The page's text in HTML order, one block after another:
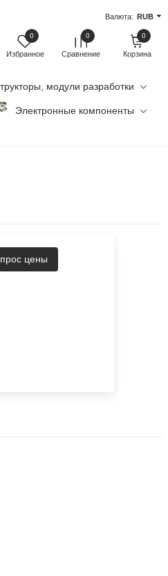
Валюта: RUB
0
Избранное
0
Сравнение
0
Корзина
модули разработки
Электронные компоненты